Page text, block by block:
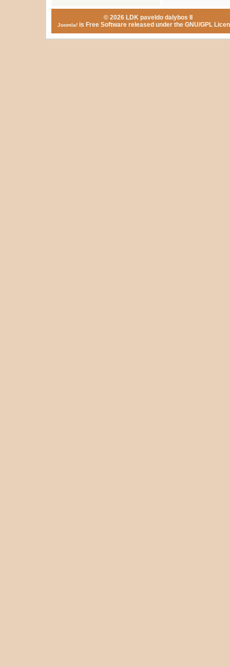
© 2026 LDK paveldo dalybos II
Joomla! is Free Software released under the GNU/GPL